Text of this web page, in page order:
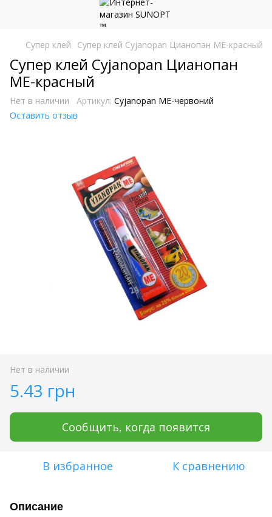
Супер клей Супер клей Cyjanopan Цианопан ME-красный
Супер клей Cyjanopan Цианопан
ME-красный
Нет в наличии Артикул: Cyjanopan ME-червоний
Оставить отзыв
Нет в наличии
5.43 грн
Сообщить, когда появится
В избранное К сравнению
Описание